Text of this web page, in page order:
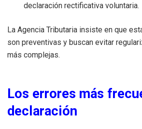
declaración rectificativa voluntaria.
La Agencia Tributaria insiste en que
son preventivas y buscan evitar
más complejas.
Los errores más
declaración